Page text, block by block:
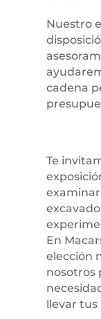
Nuestro
cadena
Te
En
elección
nosotros
llevar tus